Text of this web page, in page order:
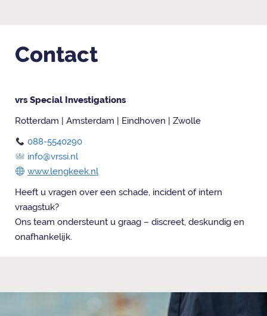
Contact
vrs Special Investigations
Rotterdam | Amsterdam | Eindhoven | Zwolle
088-5540290
info@vrssi.nl
www.lengkeek.nl
Heeft u vragen over een schade, incident of intern
vraagstuk?
Ons team ondersteunt u graag – discreet, deskundig en
onafhankelijk.